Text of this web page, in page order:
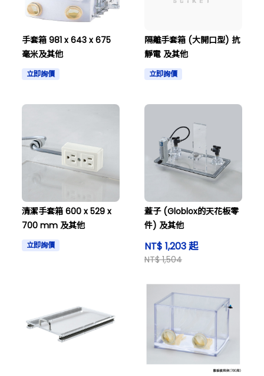
手套箱 981 x 643 x 675
毫米及其他
立即詢價
隔離手套箱 (大開口型) 抗
靜電 及其他
立即詢價
清潔手套箱 600 x 529 x
700 mm 及其他
立即詢價
蓋子 (Globlox的天花板零
件) 及其他
NT$ 1,203 起
NT$ 1,504